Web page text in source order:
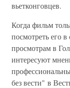
вьетконговцев.
Когда фильм
посмотреть его
просмотрам в
интересуют
без вести" в